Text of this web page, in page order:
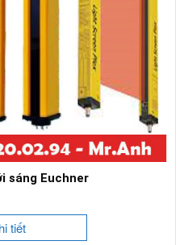
sáng Euchner
tiết